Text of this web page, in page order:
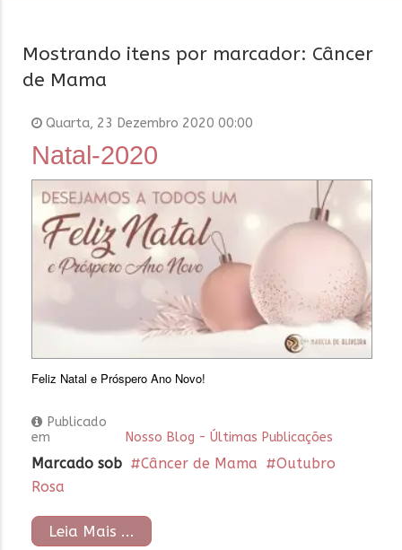
Mostrando itens por marcador: Câncer
de Mama
Quarta, 23 Dezembro 2020 00:00
Natal-2020
Feliz Natal e Próspero Ano Novo!
Publicado
em
Nosso Blog - Últimas Publicações
Marcado sob Câncer de Mama
Outubro
Rosa
Leia Mais ...